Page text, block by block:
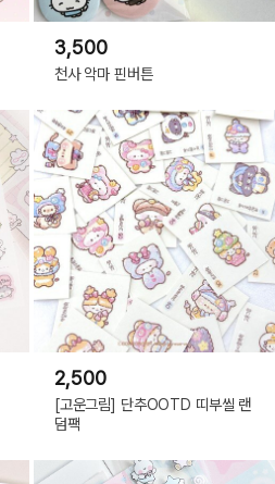
3,500
천사 악마 핀버튼
2,500
[고운그림] 단추OOTD 띠부씰 랜
덤팩